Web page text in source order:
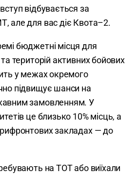
відбувається за
але для вас діє Квота–2.
бюджетні місця для
територій активних бойових
у межах окремого
підвищує шанси на
замовленням. У
це близько 10% місць, а
закладах — до
на ТОТ або виїхали